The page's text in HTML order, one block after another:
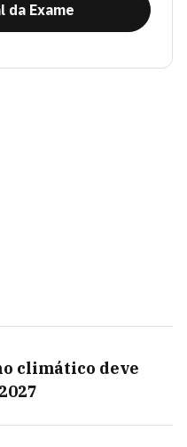
da Exame
climático deve